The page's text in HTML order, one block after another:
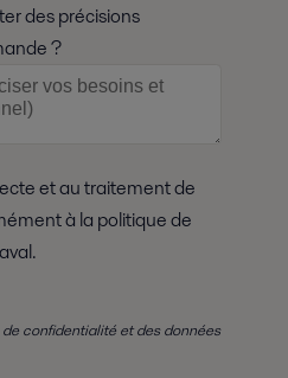
des précisions
?
à la politique de
confidentialité et des données